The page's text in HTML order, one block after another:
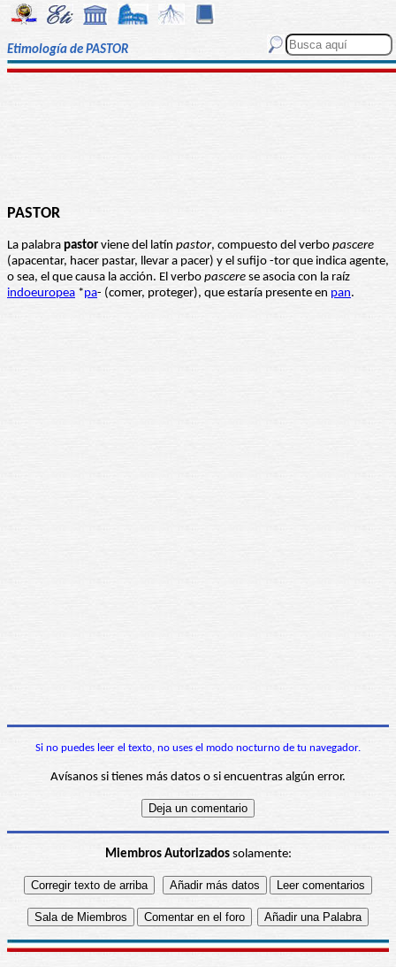
Etimología de PASTOR
PASTOR
La palabra pastor viene del latín pastor, compuesto del verbo pascere
(apacentar, hacer pastar, llevar a pacer) y el sufijo -tor que indica agente,
o sea, el que causa la acción. El verbo pascere se asocia con la raíz
indoeuropea *pa- (comer, proteger), que estaría presente en pan.
Si no puedes leer el texto, no uses el modo nocturno de tu navegador.
Avísanos si tienes más datos o si encuentras algún error.
Miembros Autorizadossolamente: